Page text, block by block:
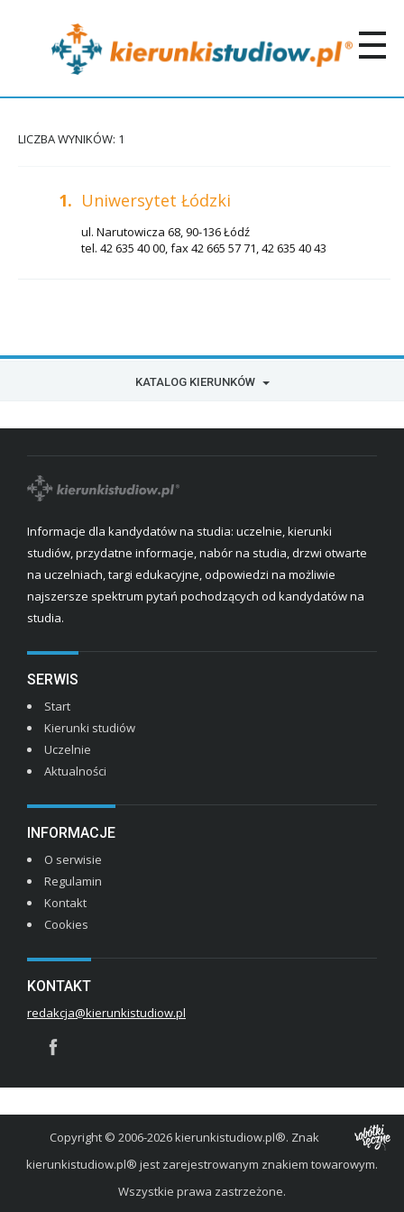
LICZBA WYNIKÓW: 1
1. Uniwersytet Łódzki
ul. Narutowicza 68, 90-136 Łódź
tel. 42 635 40 00, fax 42 665 57 71, 42 635 40 43
KATALOG KIERUNKÓW
Informacje dla kandydatów na studia: uczelnie, kierunki
studiów, przydatne informacje, nabór na studia, drzwi otwarte
na uczelniach, targi edukacyjne, odpowiedzi na możliwie
najszersze spektrum pytań pochodzących od kandydatów na
studia.
SERWIS
Start
Kierunki studiów
Uczelnie
Aktualności
INFORMACJE
O serwisie
Regulamin
Kontakt
Cookies
KONTAKT
redakcja@kierunkistudiow.pl
Copyright © 2006-2026 kierunkistudiow.pl®. Znak
kierunkistudiow.pl® jest zarejestrowanym znakiem towarowym.
Wszystkie prawa zastrzeżone.